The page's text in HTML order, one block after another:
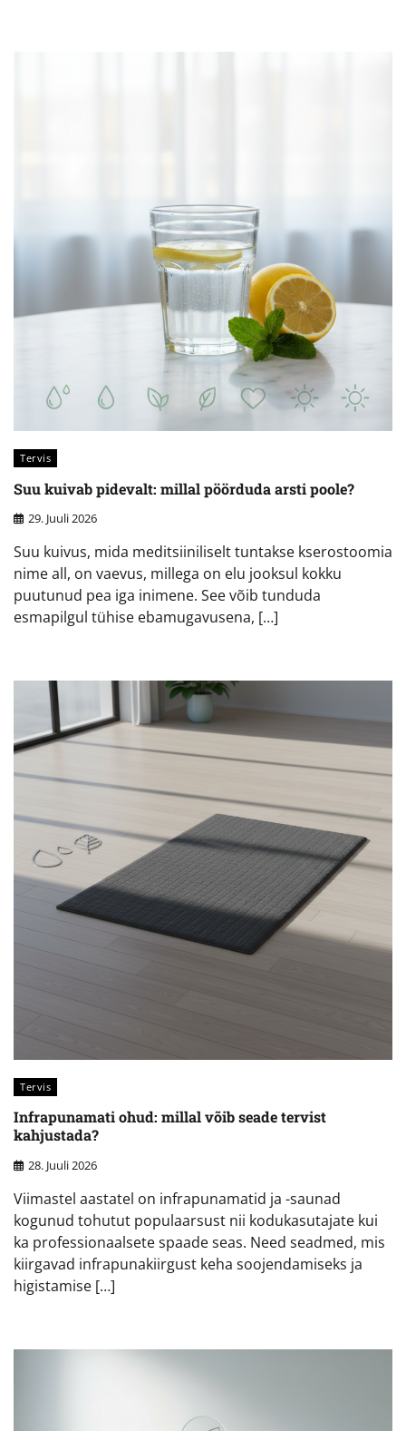
Tervis
Suu kuivab pidevalt: millal pöörduda arsti poole?
29. Juuli 2026
Suu kuivus, mida meditsiiniliselt tuntakse kserostoomia
nime all, on vaevus, millega on elu jooksul kokku
puutunud pea iga inimene. See võib tunduda
esmapilgul tühise ebamugavusena, […]
Tervis
Infrapunamati ohud: millal võib seade tervist
kahjustada?
28. Juuli 2026
Viimastel aastatel on infrapunamatid ja -saunad
kogunud tohutut populaarsust nii kodukasutajate kui
ka professionaalsete spaade seas. Need seadmed, mis
kiirgavad infrapunakiirgust keha soojendamiseks ja
higistamise […]